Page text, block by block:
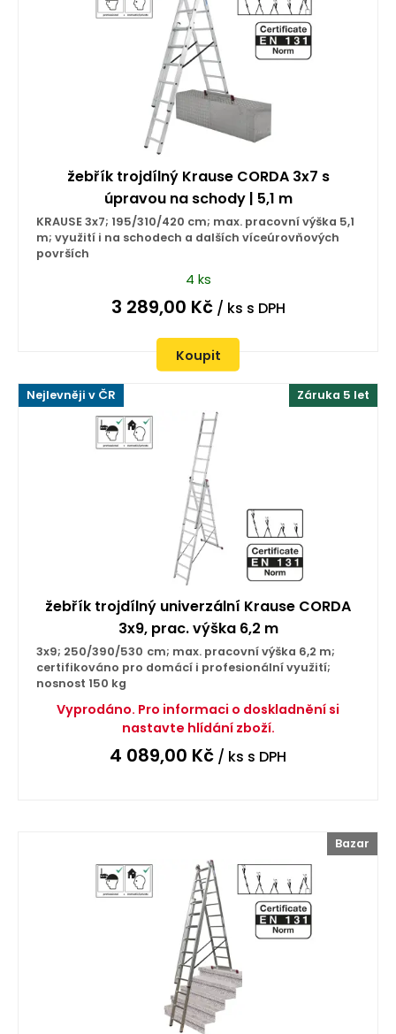
žebřík trojdílný Krause CORDA 3x7 s
úpravou na schody | 5,1 m
KRAUSE 3x7; 195/310/420 cm; max. pracovní výška 5,1
m; využití i na schodech a dalších víceúrovňových
površích
4 ks
3 289,00 Kč/ ks s DPH
Koupit
Záruka 5 let
Nejlevněji v ČR
žebřík trojdílný univerzální Krause CORDA
3x9, prac. výška 6,2 m
3x9; 250/390/530 cm; max. pracovní výška 6,2 m;
certifikováno pro domácí i profesionální využití;
nosnost 150 kg
Vyprodáno. Pro informaci o doskladnění si
nastavte hlídání zboží.
4 089,00 Kč / ks s DPH
Bazar